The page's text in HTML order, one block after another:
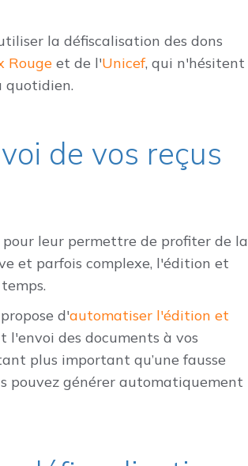
la défiscalisation des dons
Rouge et de l'Unicef, qui n'hésitent
quotidien.
de vos reçus
leur permettre de profiter de la
et parfois complexe, l'édition et
d'automatiser l'édition et
l'envoi des documents à vos
plus important qu’une fausse
pouvez générer automatiquement